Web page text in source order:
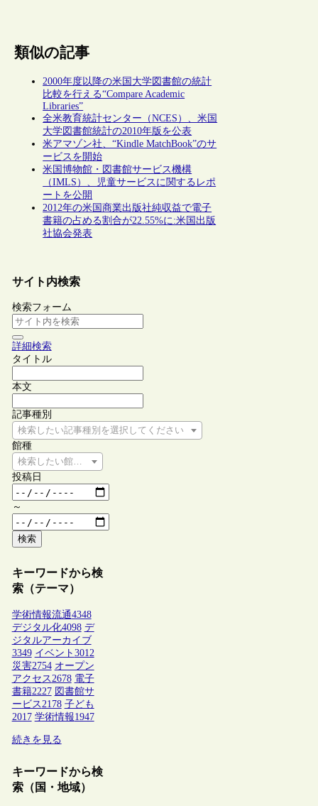
類似の記事
2000年度以降の米国大学図書館の統計
比較を行える“Compare Academic
Libraries”
全米教育統計センター（NCES）、米国
大学図書館統計の2010年版を公表
米アマゾン社、“Kindle MatchBook”のサ
ービスを開始
米国博物館・図書館サービス機構
（IMLS）、児童サービスに関するレポ
ートを公開
2012年の米国商業出版社純収益で電子
書籍の占める割合が22.55%に:米国出版
社協会発表
サイト内検索
検索フォーム
詳細検索
タイトル
本文
記事種別
検索したい記事種別を選択してください
館種
検索したい館種を選択してください
投稿日
～
検索
キーワードから検
索（テーマ）
学術情報流通4348
デジタル化4098 デ
ジタルアーカイブ
3349 イベント 3012
災害2754 オープン
アクセス 2678 電子
書籍2227 図書館サ
ービス 2178 子ども
2017 学術情報1947
続きを見る
キーワードから検
索（国・地域）